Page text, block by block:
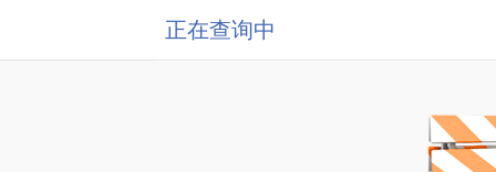
正在查询中